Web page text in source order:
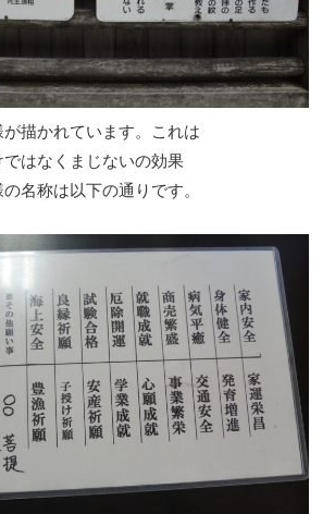
描かれています。これは
はなくまじないの効果
名称は以下の通りです。